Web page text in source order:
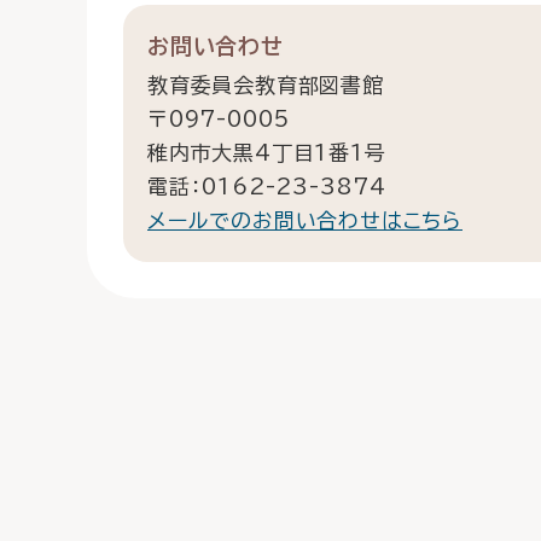
お問い合わせ
教育委員会教育部図書館
〒097-0005
稚内市大黒4丁目1番1号
電話：0162-23-3874
メールでのお問い合わせはこちら